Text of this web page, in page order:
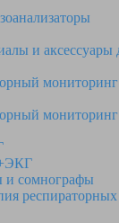
и аксессуары
мониторинг
мониторинг
и сомнографы